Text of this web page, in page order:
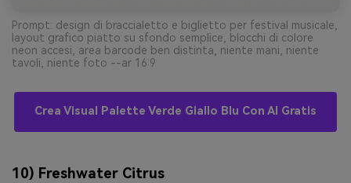
Prompt: design di braccialetto e biglietto per festival musicale,
layout grafico piatto su sfondo semplice, blocchi di colore
neon accesi, area barcode ben distinta, niente mani, niente
tavoli, niente foto --ar 16:9
Crea Visual Palette Verde Giallo Blu Con AI Gratis
10) Freshwater Citrus